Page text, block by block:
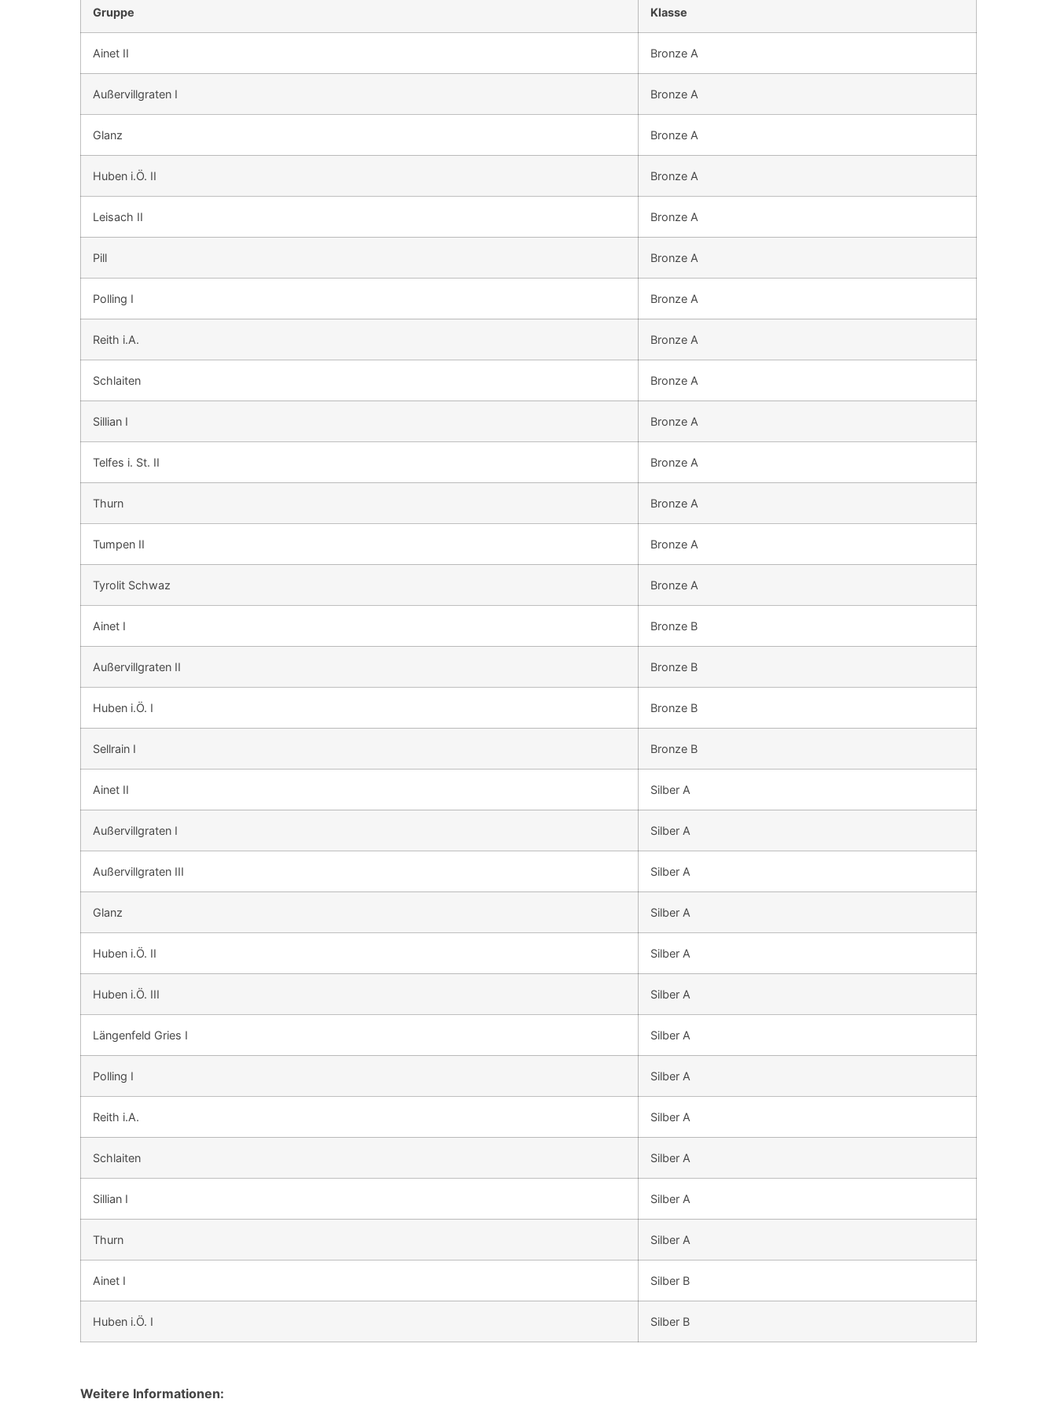
Gruppe Klasse
Ainet II Bronze A
Außervillgraten I Bronze A
Glanz Bronze A
Huben i.Ö. II Bronze A
Leisach II Bronze A
Pill Bronze A
Polling I Bronze A
Reith i.A. Bronze A
Schlaiten Bronze A
Sillian I Bronze A
Telfes i. St. II Bronze A
Thurn Bronze A
Tumpen II Bronze A
Tyrolit Schwaz Bronze A
Ainet I Bronze B
Außervillgraten II Bronze B
Huben i.Ö. I Bronze B
Sellrain I Bronze B
Ainet II Silber A
Außervillgraten I Silber A
Außervillgraten III Silber A
Glanz Silber A
Huben i.Ö. II Silber A
Huben i.Ö. III Silber A
Längenfeld Gries I Silber A
Polling I Silber A
Reith i.A. Silber A
Schlaiten Silber A
Sillian I Silber A
Thurn Silber A
Ainet I Silber B
Huben i.Ö. I Silber B
Weitere Informationen: